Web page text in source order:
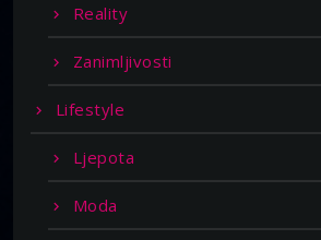
Reality
Zanimljivosti
Lifestyle
Ljepota
Moda